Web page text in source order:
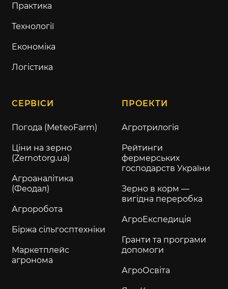
Практика
Технології
Економіка
Логістика
СЕРВІСИ
Погода (MeteoFarm)
Ціни на зерно
(Zernotorg.ua)
Агроаналітика
(Феодал)
Агроробота
Біржа сільгосптехніки
Маркетплейс
агронома
ПРОЕКТИ
Агротрилогія
Рейтинги
фермерських
господарств України
Зерно в корм —
вигідна переробка
АгроЕкспедиція
Гранти та програми
допомоги
АгроОсвіта